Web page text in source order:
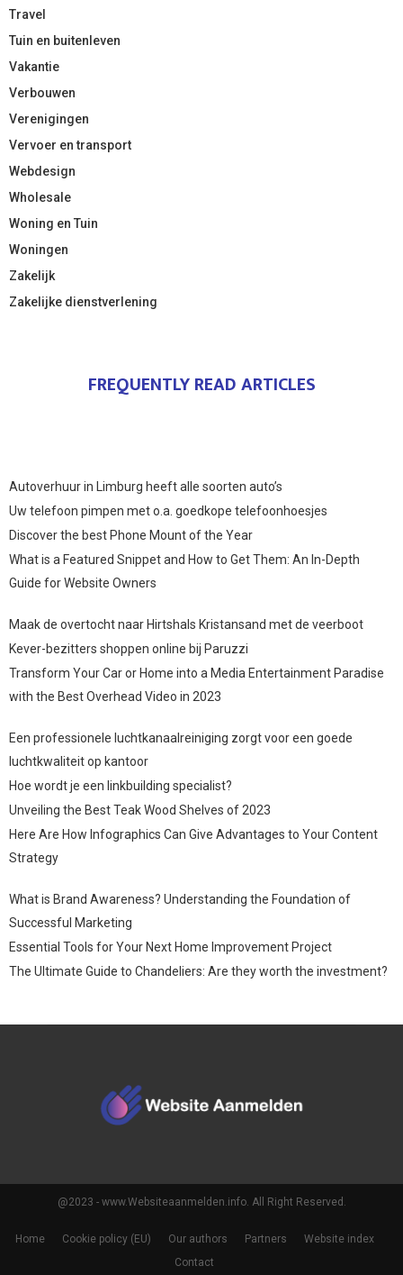
Travel
Tuin en buitenleven
Vakantie
Verbouwen
Verenigingen
Vervoer en transport
Webdesign
Wholesale
Woning en Tuin
Woningen
Zakelijk
Zakelijke dienstverlening
FREQUENTLY READ ARTICLES
Autoverhuur in Limburg heeft alle soorten auto’s
Uw telefoon pimpen met o.a. goedkope telefoonhoesjes
Discover the best Phone Mount of the Year
What is a Featured Snippet and How to Get Them: An In-Depth
Guide for Website Owners
Maak de overtocht naar Hirtshals Kristansand met de veerboot
Kever-bezitters shoppen online bij Paruzzi
Transform Your Car or Home into a Media Entertainment Paradise
with the Best Overhead Video in 2023
Een professionele luchtkanaalreiniging zorgt voor een goede
luchtkwaliteit op kantoor
Hoe wordt je een linkbuilding specialist?
Unveiling the Best Teak Wood Shelves of 2023
Here Are How Infographics Can Give Advantages to Your Content
Strategy
What is Brand Awareness? Understanding the Foundation of
Successful Marketing
Essential Tools for Your Next Home Improvement Project
The Ultimate Guide to Chandeliers: Are they worth the investment?
@2023 - www.Websiteaanmelden.info. All Right Reserved.
Home Cookie policy (EU) Our authors Partners
Website index
Contact